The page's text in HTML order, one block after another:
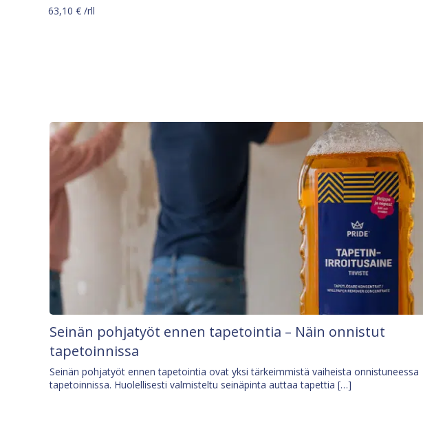
63,10 € /rll
Seinän pohjatyöt ennen tapetointia – Näin onnistut
tapetoinnissa
Seinän pohjatyöt ennen tapetointia ovat yksi tärkeimmistä vaiheista onnistuneessa
tapetoinnissa. Huolellisesti valmisteltu seinäpinta auttaa tapettia […]